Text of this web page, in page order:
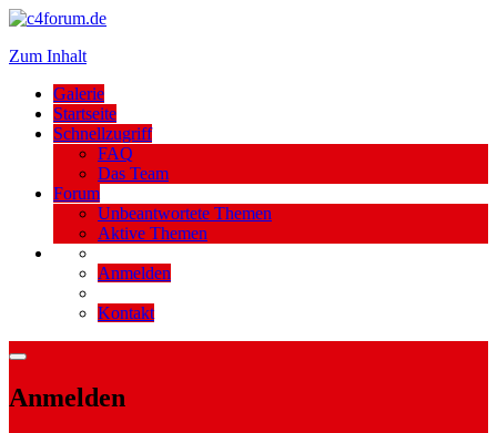
Zum Inhalt
Galerie
Startseite
Schnellzugriff
FAQ
Das Team
Forum
Unbeantwortete Themen
Aktive Themen
Anmelden
Kontakt
Anmelden